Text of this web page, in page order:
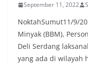
poin utama
sambang ini
bukan
menjelang
September 11, 2022
NoktahSumut11/9/
Minyak (BBM),
Deli Serdang
yang ada di wilayah